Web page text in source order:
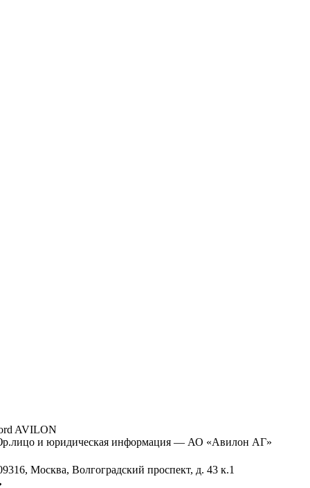
AVILON
и юридическая информация — АО «Авилон АГ»
Москва, Волгоградский проспект, д. 43 к.1